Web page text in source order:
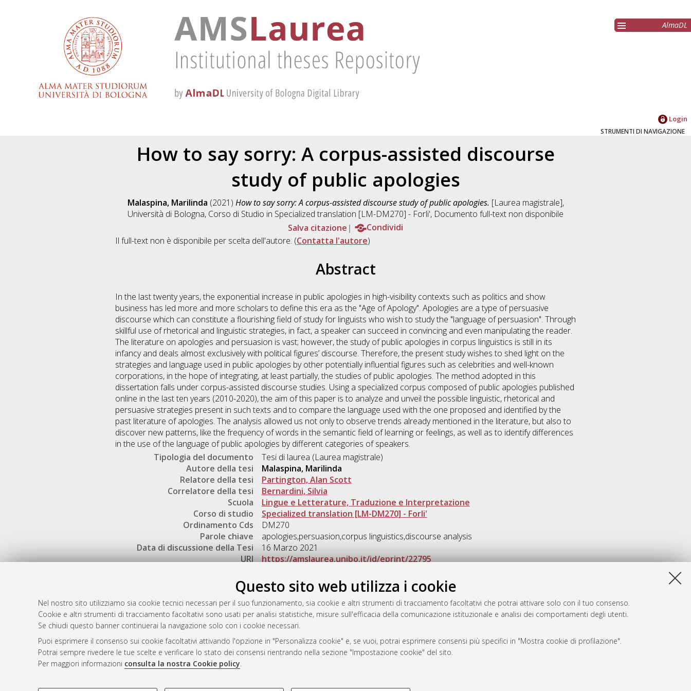
Questo sito web utilizza i cookie
Nel nostro sito utilizziamo sia cookie tecnici necessari per il suo funzionamento, sia cookie e altri strumenti di tracciamento facoltativi che potrai attivare solo con il tuo consenso.
Cookie e altri strumenti di tracciamento facoltativi sono usati per analisi statistiche, misure sull'efficacia della comunicazione istituzionale e analisi dei comportamenti degli utenti.
Se chiudi questo banner continuerai la navigazione solo con i cookie necessari.
Puoi esprimere il consenso sui cookie facoltativi attivando l'opzione in "Personalizza cookie" e, se vuoi, potrai esprimere consensi più specifici in "Mostra cookie di profilazione".
Potrai sempre rivedere le tue scelte e verificare lo stato dei consensi rientrando nella sezione "Impostazione cookie" del sito.
Per maggiori informazioni consulta la nostra Cookie policy.
AlmaDL
Login
STRUMENTI DI NAVIGAZIONE
How to say sorry: A corpus-assisted discourse
study of public apologies
Malaspina, Marilinda (2021) How to say sorry: A corpus-assisted discourse study of public apologies. [Laurea magistrale],
Università di Bologna, Corso di Studio in Specialized translation [LM-DM270] - Forli', Documento full-text non disponibile
Salva citazione
Condividi
Il full-text non è disponibile per scelta dell'autore. (Contatta l'autore)
Abstract
In the last twenty years, the exponential increase in public apologies in high-visibility contexts such as politics and show
business has led more and more scholars to define this era as the "Age of Apology". Apologies are a type of persuasive
discourse which can constitute a flourishing field of study for linguists who wish to study the "language of persuasion". Through
skillful use of rhetorical and linguistic strategies, in fact, a speaker can succeed in convincing and even manipulating the reader.
The literature on apologies and persuasion is vast; however, the study of public apologies in corpus linguistics is still in its
infancy and deals almost exclusively with political figures’ discourse. Therefore, the present study wishes to shed light on the
strategies and language used in public apologies by other potentially influential figures such as celebrities and well-known
corporations, in the hope of integrating, at least partially, the studies of public apologies. The method adopted in this
dissertation falls under corpus-assisted discourse studies. Using a specialized corpus composed of public apologies published
online in the last ten years (2010-2020), the aim of this paper is to analyze and unveil the possible linguistic, rhetorical and
persuasive strategies present in such texts and to compare the language used with the one proposed and identified by the
past literature of apologies. The analysis allowed us not only to observe trends already mentioned in the literature, but also to
discover new patterns, like the frequency of words in the semantic field of learning or feelings, as well as to identify differences
in the use of the language of public apologies by different categories of speakers.
Tipologia del documento
Tesi di laurea (Laurea magistrale)
Autore della tesi
Malaspina, Marilinda
Relatore della tesi
Partington, Alan Scott
Correlatore della tesi
Bernardini, Silvia
Scuola
Lingue e Letterature, Traduzione e Interpretazione
Corso di studio
Specialized translation [LM-DM270] - Forli'
Ordinamento Cds
DM270
Parole chiave
apologies,persuasion,corpus linguistics,discourse analysis
Data di discussione della Tesi
16 Marzo 2021
URI
https://amslaurea.unibo.it/id/eprint/22795
Gestione del documento:
Atom
Rss 1.0
Rss 2.0
AMS Laurea
Servizio implementato e gestito da
Impostazioni Cookie
Informativa sulla privacy
Condizioni d’uso del sito